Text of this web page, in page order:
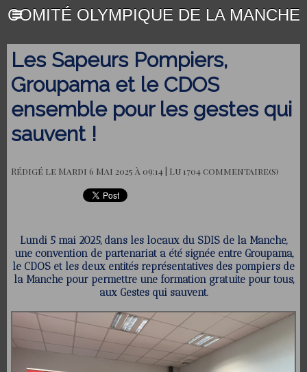
COMITÉ OLYMPIQUE DE LA MANCHE
Les Sapeurs Pompiers,
Groupama et le CDOS
ensemble pour les gestes qui
sauvent !
Rédigé le Mardi 6 Mai 2025 à 09:14 | Lu 1704 commentaire(s)
Lundi 5 mai 2025, dans les locaux du SDIS de la Manche,
une convention de partenariat a été signée entre Groupama,
le CDOS et les deux entités représentatives des pompiers de
la Manche pour permettre une formation gratuite pour tous,
aux Gestes qui sauvent.